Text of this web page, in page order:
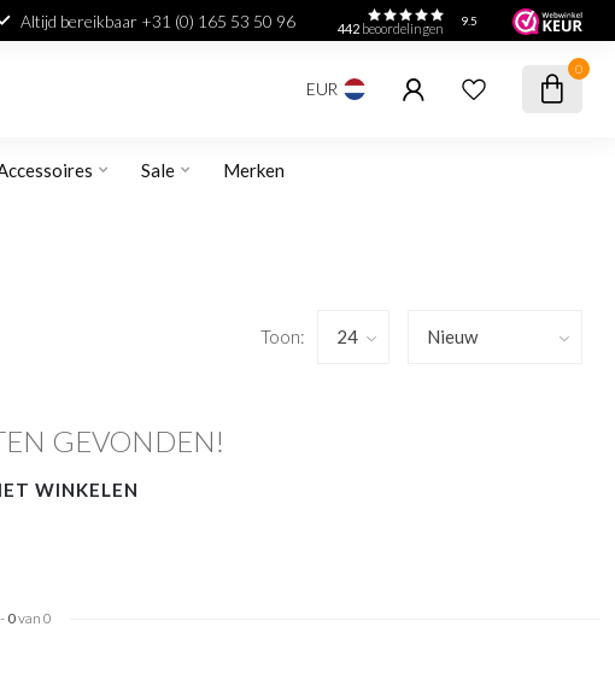
Altijd bereikbaar +31 (0) 165 53 50 96 442beoordelingen
9.5
EUR
0
Sale Merken
Toon:
GEVONDEN!
WINKELEN
0van 0